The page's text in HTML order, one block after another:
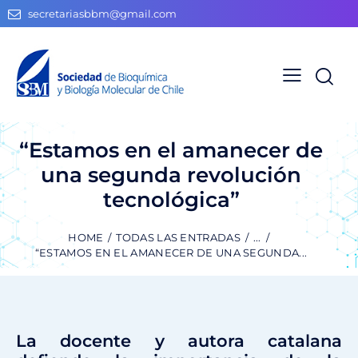
secretariasbbm@gmail.com
“Estamos en el amanecer de
una segunda revolución
tecnológica”
HOME TODAS LAS ENTRADAS
...
“ESTAMOS EN EL AMANECER DE UNA SEGUNDA...
La docente y autora catalana